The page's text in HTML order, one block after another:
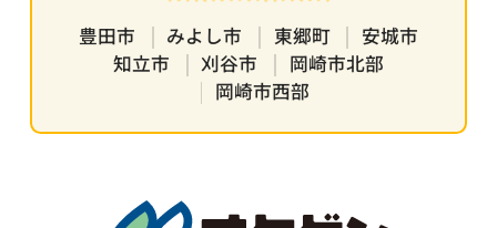
豊田市 みよし市 東郷町
安城市
知立市
刈谷市
岡崎市北部
岡崎市西部